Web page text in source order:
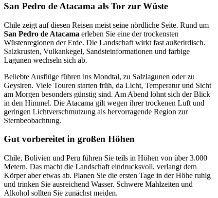
San Pedro de Atacama als Tor zur Wüste
Chile zeigt auf diesen Reisen meist seine nördliche Seite. Rund um
San Pedro de Atacama erleben Sie eine der trockensten
Wüstenregionen der Erde. Die Landschaft wirkt fast außerirdisch.
Salzkrusten, Vulkankegel, Sandsteinformationen und farbige
Lagunen wechseln sich ab.
Beliebte Ausflüge führen ins Mondtal, zu Salzlagunen oder zu
Geysiren. Viele Touren starten früh, da Licht, Temperatur und Sicht
am Morgen besonders günstig sind. Am Abend lohnt sich der Blick
in den Himmel. Die Atacama gilt wegen ihrer trockenen Luft und
geringen Lichtverschmutzung als hervorragende Region zur
Sternbeobachtung.
Gut vorbereitet in großen Höhen
Chile, Bolivien und Peru führen Sie teils in Höhen von über 3.000
Metern. Das macht die Landschaft eindrucksvoll, verlangt dem
Körper aber etwas ab. Planen Sie die ersten Tage in der Höhe ruhig
und trinken Sie ausreichend Wasser. Schwere Mahlzeiten und
Alkohol sollten Sie zunächst meiden.